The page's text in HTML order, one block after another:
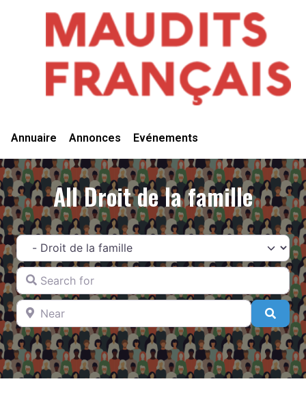
Annuaire Annonces Evénements
All Droit de la famille
Catégorie
Search for
Near